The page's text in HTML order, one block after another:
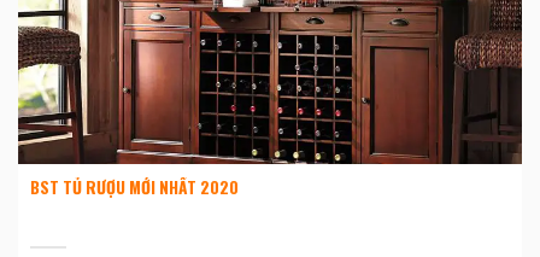
BST TỦ RƯỢU MỚI NHẤT 2020